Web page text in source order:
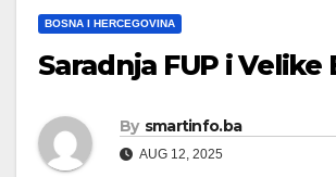
BOSNA I HERCEGOVINA
Saradnja FUP i
By smartinfo.ba
AUG 12, 2025